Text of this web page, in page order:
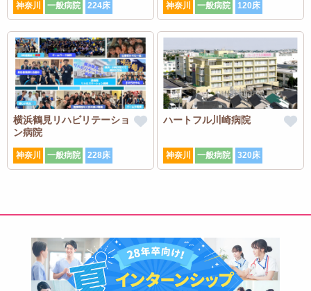
神奈川 一般病院 224床 神奈川 一般病院 120床
横浜鶴見リハビリテーショ
ン病院
神奈川 一般病院 228床
ハートフル川崎病院
神奈川 一般病院 320床